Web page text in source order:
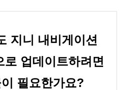
지니 내비게이션
로 업데이트하려면
필요한가요?